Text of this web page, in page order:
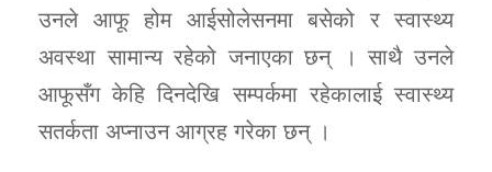
उनले आफू होम आईसोलेसनमा बसेको र स्वास्थ्य
अवस्था सामान्य रहेको जनाएका छन् । साथै उनले
आफूसँग केहि दिनदेखि सम्पर्कमा रहेकालाई स्वास्थ्य
सतर्कता अप्नाउन आग्रह गरेका छन् ।